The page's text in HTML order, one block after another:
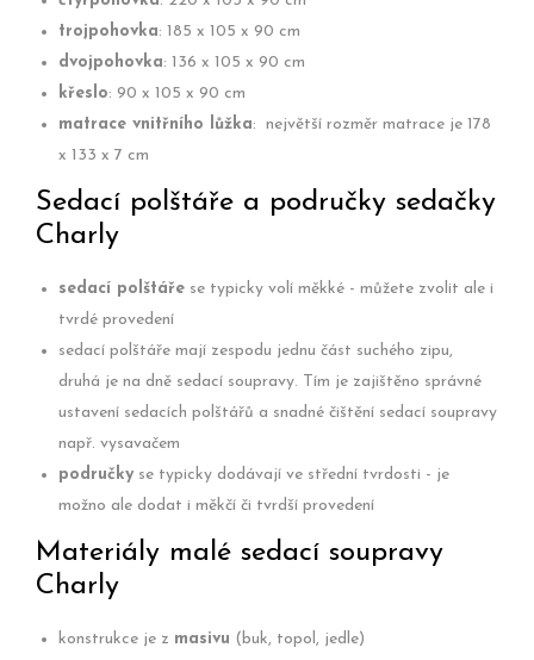
trojpohovka: 185 x 105 x 90 cm
dvojpohovka: 136 x 105 x 90 cm
křeslo: 90 x 105 x 90 cm
matrace vnitřního lůžka: největší rozměr matrace je 178
x 133 x 7 cm
Sedací polštáře a područky sedačky
Charly
sedací polštáře se typicky volí měkké - můžete zvolit ale i
tvrdé provedení
sedací polštáře mají zespodu jednu část suchého zipu,
druhá je na dně sedací soupravy. Tím je zajištěno správné
ustavení sedacích polštářů a snadné čištění sedací soupravy
např. vysavačem
područky se typicky dodávají ve střední tvrdosti - je
možno ale dodat i měkčí či tvrdší provedení
Materiály malé sedací soupravy
Charly
konstrukce je z masivu (buk, topol, jedle)